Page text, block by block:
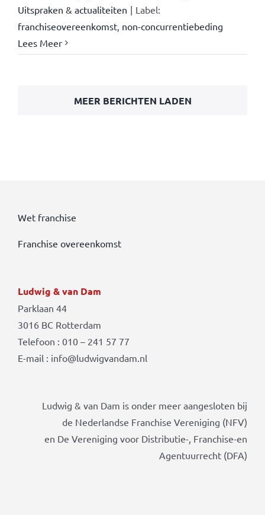
Uitspraken & actualiteiten | Label:
franchiseovereenkomst, non-concurrentiebeding
Lees Meer
MEER BERICHTEN LADEN
Wet franchise
Franchise overeenkomst
Ludwig & van Dam
Parklaan 44
3016 BC Rotterdam
Telefoon : 010 – 241 57 77
E-mail : info@ludwigvandam.nl
Ludwig & van Dam is onder meer aangesloten bij
de Nederlandse Franchise Vereniging (NFV)
en De Vereniging voor Distributie-, Franchise-en
Agentuurrecht (DFA)